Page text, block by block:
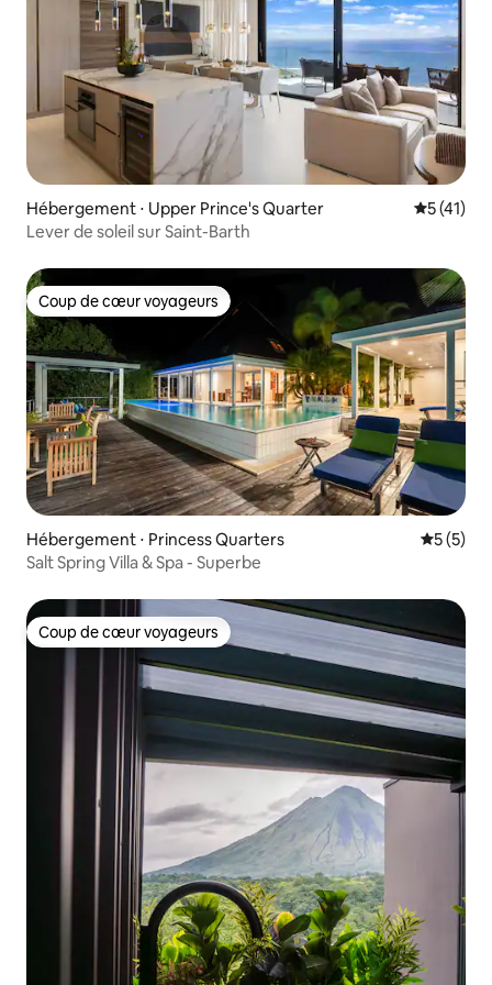
Hébergement ⋅ Upper Prince's Quarter
5 (41)
Lever de soleil sur Saint-Barth
Coup de cœur voyageurs
Coup de cœur voyageurs
Hébergement ⋅ Princess Quarters
5 (5)
Salt Spring Villa & Spa - Superbe
Coup de cœur voyageurs
Coup de cœur voyageurs